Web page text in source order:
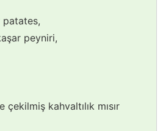
peyniri,
çekilmiş kahvaltılık mısır